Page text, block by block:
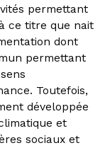
permettant
ce titre que nait
dont
permettant
Toutefois,
développée
et
sociaux et